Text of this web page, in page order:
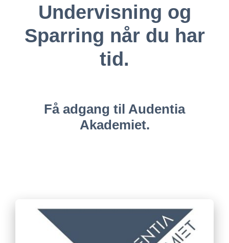
Undervisning og
Sparring når du har
tid.
Få adgang til Audentia
Akademiet.